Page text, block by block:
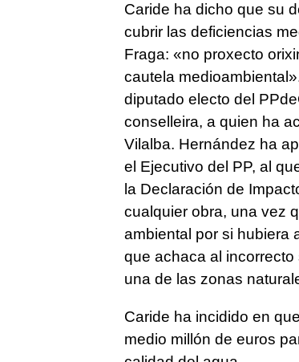
Caride ha dicho que su
cubrir las deficiencias
Fraga: «no proxecto
cautela
diputado electo del
conselleira, a quien ha
Vilalba. Hernández ha
el Ejecutivo del PP, al
la Declaración de
cualquier obra, una vez
ambiental por si hubiera
que achaca al
una de las zonas
Caride ha incidido en
medio millón de euros